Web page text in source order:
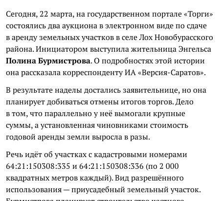
Сегодня, 22 марта, на государственном портале «Торги»
состоялись два аукциона в электронном виде по сдаче
в аренду земельных участков в селе Лох Новобурасского
района. Инициатором выступила жительница Энгельса
Полина Бурмистрова. О подробностях этой истории
она рассказала корреспонденту ИА «Версия-Саратов».
В результате наделы достались заявительнице, но она
планирует добиваться отмены итогов торгов. Дело
в том, что параллельно у неё вымогали крупные
суммы, а установленная чиновниками стоимость
годовой аренды земли выросла в разы.
Речь идёт об участках с кадастровыми номерами
64:21:150308:335 и 64:21:150308:336 (по 2 000
квадратных метров каждый). Вид разрешённого
использования — приусадебный земельный участок.